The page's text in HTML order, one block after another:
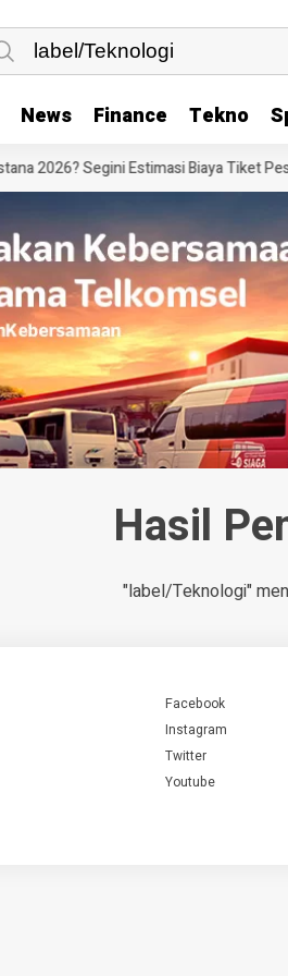
News Finance Tekno
Segini Estimasi Biaya Tiket Pesawat &
Hasil
"label/Teknologi"
Facebook
Instagram
Twitter
Youtube